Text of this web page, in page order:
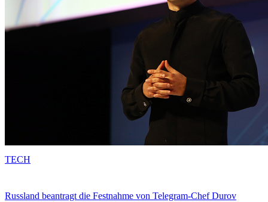
Russland beantragt die Festnahme von Telegram-Chef Durov
TECH